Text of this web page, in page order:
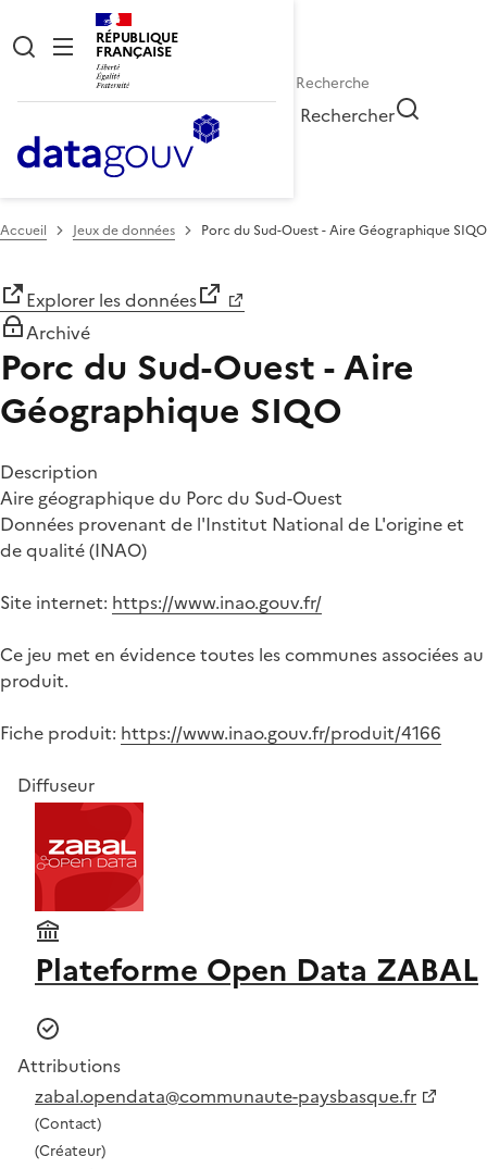
RÉPUBLIQUE
FRANÇAISE
Rechercher
Accueil Jeux de données Porc du Sud-Ouest - Aire Géographique SIQO
Explorer les données
Archivé
Porc du Sud-Ouest - Aire
Géographique SIQO
Description
Aire géographique du Porc du Sud-Ouest
Données provenant de l'Institut National de L'origine et
de qualité (INAO)
Site internet: https://www.inao.gouv.fr/
Ce jeu met en évidence toutes les communes associées au
produit.
Fiche produit: https://www.inao.gouv.fr/produit/4166
Diffuseur
Plateforme Open Data ZABAL
Attributions
zabal.opendata@communaute-paysbasque.fr
(Contact)
(Créateur)